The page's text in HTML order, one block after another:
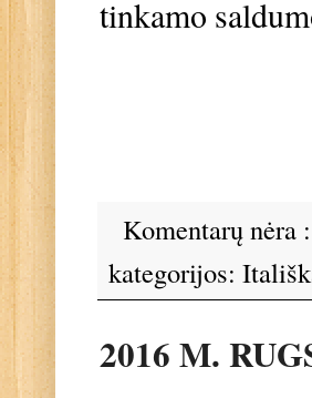
tinkamo
Komentarų nėra :
kategorijos:
2016 M.